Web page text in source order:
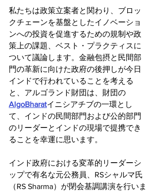
私たちは政策立案者と関わり、ブロッ
クチェーンを基盤としたイノベーショ
ンへの投資を促進するための規制や政
策上の課題、ベスト・プラクティスに
ついて議論します。金融包摂と民間部
門の革新に向けた政府の後押しが今日
インドで行われていることを考える
と、アルゴランド財団は、財団の
AlgoBharatイニシアチブの一環とし
て、インドの民間部門および公的部門
のリーダーとインドの現場で提携でき
ることを幸運に思います。
インド政府における変革的リーダーシ
ップで有名な元公務員、RSシャルマ氏
（RS Sharma）が閉会基調講演を行いま